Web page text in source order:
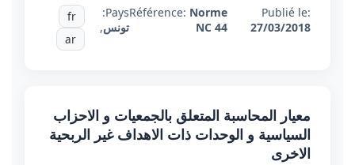
Publié le:
27/03/2018
Référence: Norme
NC 44
Pays:
تونس,
fr
ar
معيار المحاسبة المتعلق بالجمعيات و الاحزاب
السياسية و الوحدات ذات الاهداف غير الربحية
الاخرى